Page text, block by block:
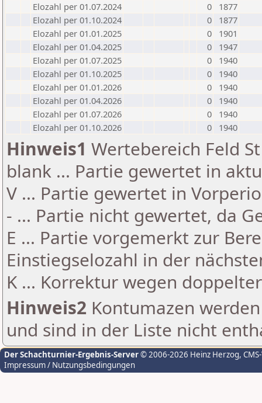
Elozahl per 01.07.2024
0
1877
Elozahl per 01.10.2024
0
1877
Elozahl per 01.01.2025
0
1901
Elozahl per 01.04.2025
0
1947
Elozahl per 01.07.2025
0
1940
Elozahl per 01.10.2025
0
1940
Elozahl per 01.01.2026
0
1940
Elozahl per 01.04.2026
0
1940
Elozahl per 01.07.2026
0
1940
Elozahl per 01.10.2026
0 1940
Hinweis1 Wertebereich Feld
blank ... Partie gewertet in
V ... Partie gewertet in
- ... Partie nicht gewertet, da
E ... Partie vorgemerkt zur
Einstiegselozahl in der
K ... Korrektur wegen
Hinweis2 Kontumazen
und sind in der Liste nicht
Der Schachturnier-Ergebnis-Server© 2006-2026 Heinz Herzog,
Impressum / Nutzungsbedingungen